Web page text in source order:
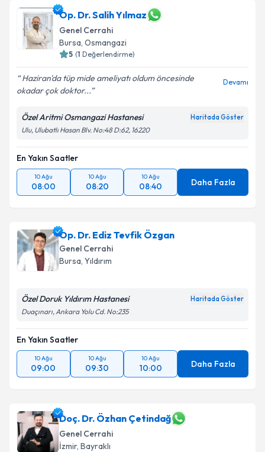
bilgilendireceğiz.
E-posta Adresiniz
Kişisel verilerimin işlenmesine ilişkin
kapsamda işlenmesini kabul ediyorum.
Takvim Talebini Gönder
Op. Dr. Salih Yılmaz
Genel Cerrahi
Bursa, Osmangazi
5 (1 Değerlendirme)
Haziran'da tüp mide ameliyatı oldum öncesinde
okadar çok doktor...
Devamı
Özel Aritmi Osmangazi Hastanesi Haritada Göster
Ulu, Ulubatlı Hasan Blv. No:48 D:62, 16220
En Yakın Saatler
10 Ağu
08:00
10 Ağu
08:20
10 Ağu
08:40 Daha Fazla
Op. Dr. Ediz Tevfik Özgan
Genel Cerrahi
Bursa, Yıldırım
Özel Doruk Yıldırım Hastanesi Haritada Göster
Duaçınarı, Ankara Yolu Cd. No:235
En Yakın Saatler
10 Ağu
09:00
10 Ağu
09:30
10 Ağu
10:00 Daha Fazla
Doç. Dr. Özhan Çetindağ
Genel Cerrahi
İzmir, Bayraklı